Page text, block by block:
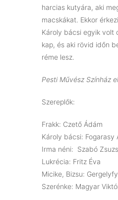
harcias kutyára, aki
macskákat. Ekkor
Károly bácsi egyik volt
kap, és aki rövid időn
réme lesz.
Pesti Művész Színház
Szereplők:
Frakk: Czető Ádám
Károly bácsi: Fogarasy
Irma néni: Szabó
Lukrécia: Fritz Éva
Micike, Bizsu:
Szerénke: Magyar